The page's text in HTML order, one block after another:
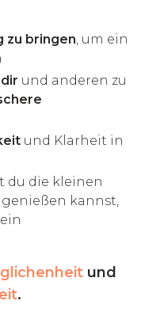
zu bringen , um ein
und anderen zu
und Klarheit in
du die kleinen
kannst,
und
.